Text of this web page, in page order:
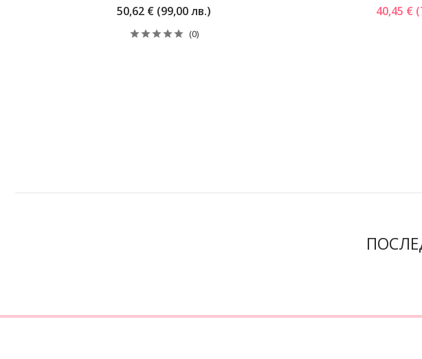
50,62 € (99,00 лв.)
(0)
40,45 €